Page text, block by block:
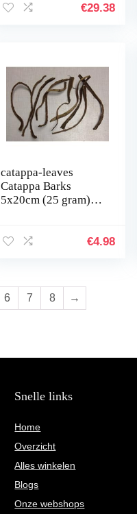
Tester Lange termijn
€29.38
catappa-leaves
Catappa Barks
5x20cm (25 gram)
verzending –
€4.98
6 7 8 →
Snelle links
Home
Overzicht
Alles winkelen
Blogs
Onze webshops